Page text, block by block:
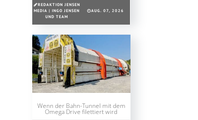
REDAKTION JENSEN
MEDIA | INGO JENSEN
UND TEAM
AUG. 07, 2026
Wenn der Bahn-Tunnel mit dem
Omega Drive filettiert wird